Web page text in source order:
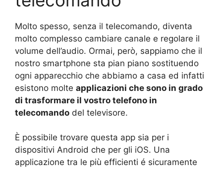
Molto spesso, senza il telecomando, diventa
molto complesso cambiare canale e regolare il
volume dell’audio. Ormai, però, sappiamo che il
nostro smartphone sta pian piano sostituendo
ogni apparecchio che abbiamo a casa ed infatti
esistono molte applicazioni che sono in grado
di trasformare il vostro telefono in
telecomando del televisore.
È possibile trovare questa app sia per i
dispositivi Android che per gli iOS. Una
applicazione tra le più efficienti é sicuramente